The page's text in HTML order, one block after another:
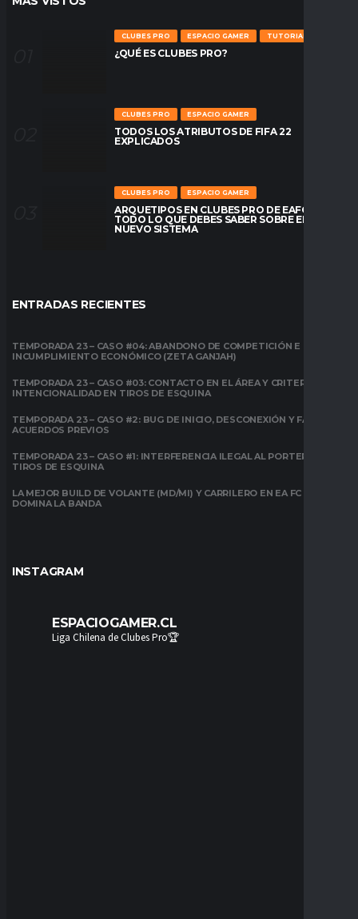
CLUBES PRO ESPACIO GAMER TUTORIALES
¿QUÉ ES CLUBES PRO?
CLUBES PRO ESPACIO GAMER
TODOS LOS ATRIBUTOS DE FIFA 22
EXPLICADOS
CLUBES PRO ESPACIO GAMER
ARQUETIPOS EN CLUBES PRO DE EAFC26:
TODO LO QUE DEBES SABER SOBRE EL
NUEVO SISTEMA
ENTRADAS RECIENTES
TEMPORADA 23 – CASO #04: ABANDONO DE COMPETICIÓN E
INCUMPLIMIENTO ECONÓMICO (ZETA GANJAH)
TEMPORADA 23 – CASO #03: CONTACTO EN EL ÁREA Y CRITERIO DE
INTENCIONALIDAD EN TIROS DE ESQUINA
TEMPORADA 23 – CASO #2: BUG DE INICIO, DESCONEXIÓN Y FALTA DE
ACUERDOS PREVIOS
TEMPORADA 23 – CASO #1: INTERFERENCIA ILEGAL AL PORTERO EN
TIROS DE ESQUINA
LA MEJOR BUILD DE VOLANTE (MD/MI) Y CARRILERO EN EA FC 26:
DOMINA LA BANDA
INSTAGRAM
ESPACIOGAMER.CL
Liga Chilena de Clubes Pro🏆